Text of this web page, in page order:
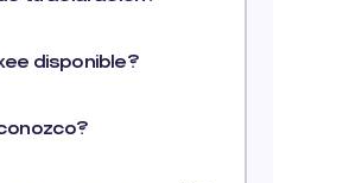
disponible?